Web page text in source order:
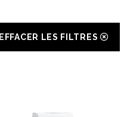
EFFACER LES FILTRES